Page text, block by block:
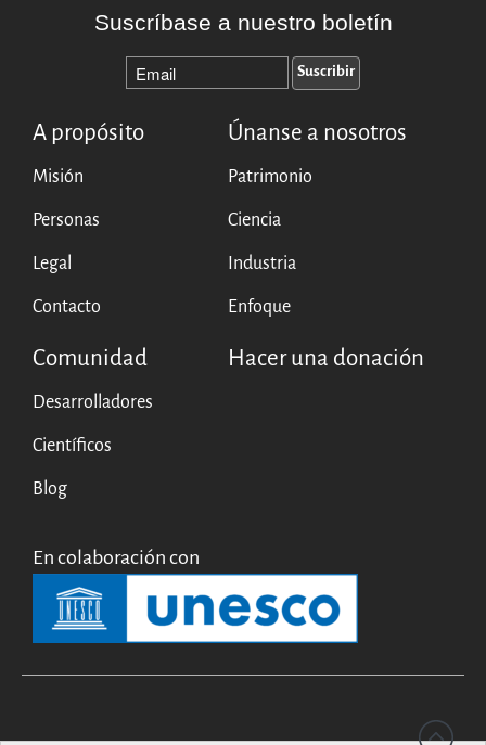
Suscríbase a nuestro boletín
A propósito
Misión
Personas
Legal
Contacto
Únanse a nosotros
Patrimonio
Ciencia
Industria
Enfoque
Comunidad
Desarrolladores
Científicos
Blog
Hacer una donación
En colaboración con